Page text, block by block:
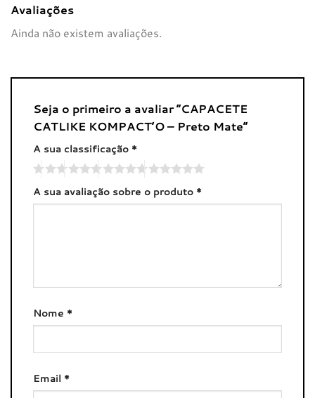
Avaliações
Ainda não existem avaliações.
Seja o primeiro a avaliar “CAPACETE
CATLIKE KOMPACT’O – Preto Mate”
A sua classificação *
A sua avaliação sobre o produto *
Nome *
Email *